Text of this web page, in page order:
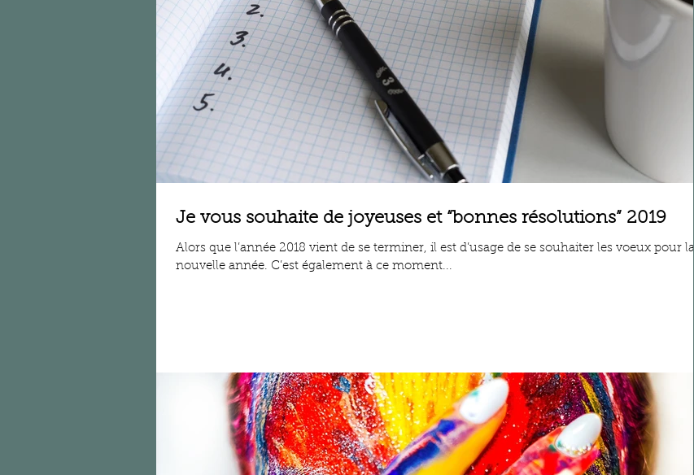
Je vous souhaite de joyeuses et “bonnes résolutions” 2019
Alors que l’année 2018 vient de se terminer, il est d’usage de se souhaiter les voeux pour la
nouvelle année. C’est également à ce moment...